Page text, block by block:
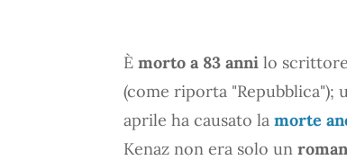
È morto a 83 anni lo
(come riporta "Repubblica");
aprile ha causato la morte
Kenaz non era solo un